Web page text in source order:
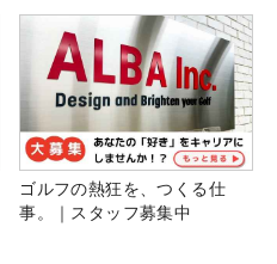
ゴルフの熱狂を、つくる仕
事。｜スタッフ募集中